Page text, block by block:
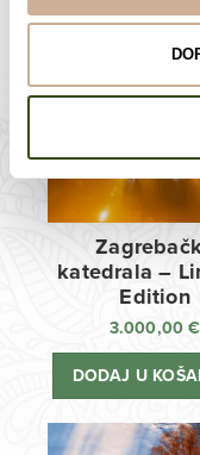
Limited
katedrala –
Edition
3.000,00€
DODAJ U